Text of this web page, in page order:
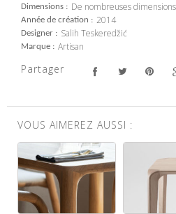
Dimensions De nombreuses
Année de création 2014
Designer Salih Teskeredžić
Marque Artisan
Partager
VOUS AIMEREZ AUSSI :